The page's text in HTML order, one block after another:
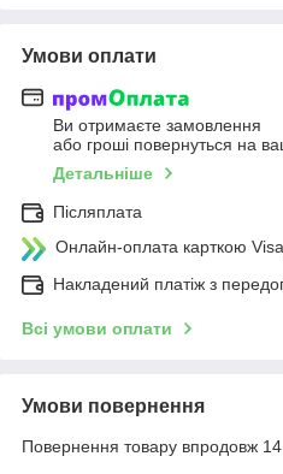
Умови оплати
Ви отримаєте замовлення
або гроші повернуться на
Детальніше
Післяплата
Онлайн-оплата карткою
Накладений платіж з
Всі умови оплати
Умови повернення
Повернення товару впродовж 14